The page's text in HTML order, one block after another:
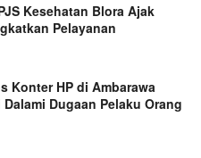
Kesehatan Blora Ajak
Pelayanan
Konter HP di Ambarawa
Dugaan Pelaku Orang